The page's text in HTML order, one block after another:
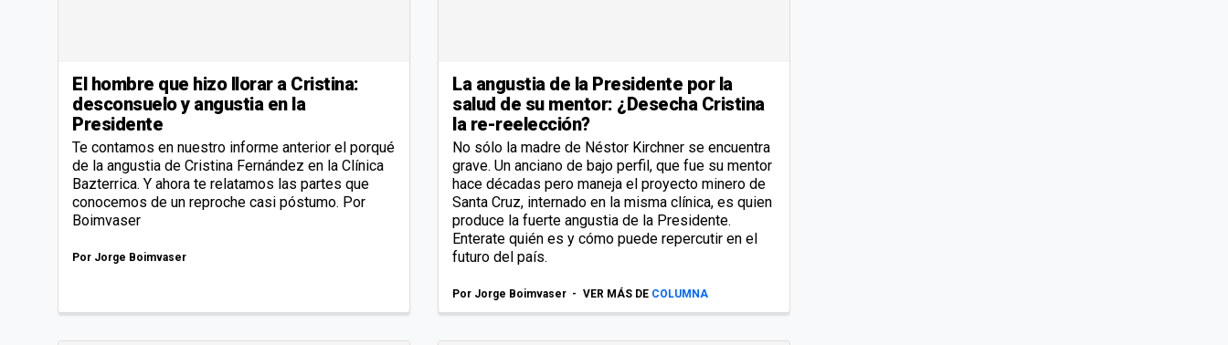
El hombre que hizo llorar a Cristina:
desconsuelo y angustia en la
Presidente
Te contamos en nuestro informe anterior el porqué
de la angustia de Cristina Fernández en la Clínica
Bazterrica. Y ahora te relatamos las partes que
conocemos de un reproche casi póstumo. Por
Boimvaser
Por Jorge Boimvaser
La angustia de la Presidente por la
salud de su mentor: ¿Desecha Cristina
la re-reelección?
No sólo la madre de Néstor Kirchner se encuentra
grave. Un anciano de bajo perfil, que fue su mentor
hace décadas pero maneja el proyecto minero de
Santa Cruz, internado en la misma clínica, es quien
produce la fuerte angustia de la Presidente.
Enterate quién es y cómo puede repercutir en el
futuro del país.
Por Jorge Boimvaser VER MÁS DE COLUMNA